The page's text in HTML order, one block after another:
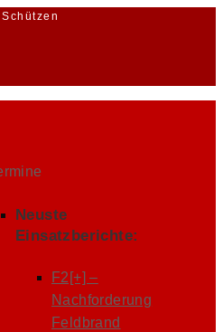
Neuste
Einsatzberichte:
F2[+] –
Nachforderung
Feldbrand